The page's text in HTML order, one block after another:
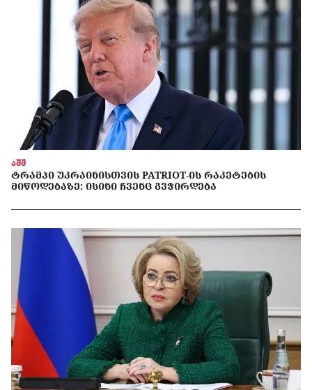
აშშ
ᲢᲠᲐᲛᲞᲘ ᲣᲙᲠᲐᲘᲜᲘᲡᲗᲕᲘᲡ PATRIOT-ᲘᲡ ᲠᲐᲙᲔᲢᲔᲑᲘᲡ
ᲛᲘᲬᲝᲓᲔᲑᲐᲖᲔ: ᲘᲡᲘᲜᲘ ᲩᲕᲔᲜᲪ ᲒᲕᲭᲘᲠᲓᲔᲑᲐ